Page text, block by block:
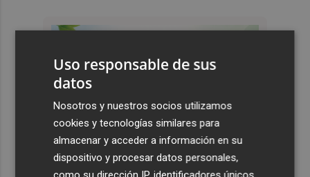
Uso responsable de sus
datos
Nosotros y nuestros socios utilizamos
cookies y tecnologías similares para
almacenar y acceder a información en su
dispositivo y procesar datos personales,